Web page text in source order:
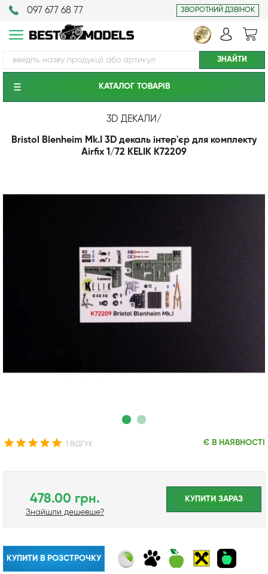
097 677 68 77 ЗВОРОТНИЙ ДЗВІНОК
КАТАЛОГ ТОВАРIВ
3D ДЕКАЛИ/
Bristol Blenheim Mk.I 3D декаль інтер'єр для комплекту
Airfix 1/72 KELIK K72209
1 ВІДГУК Є В НАЯВНОСТІ
478.00 грн.
Знайшли дешевше?
КУПИТИ ЗАРАЗ
КУПИТИ В РОЗСТРОЧКУ